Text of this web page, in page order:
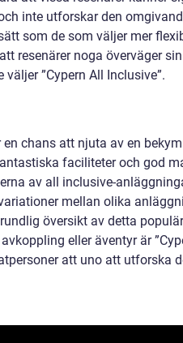
inte utforskar den
som de som väljer mer
resenärer noga överväger
”Cypern All Inclusive”.
en chans att njuta av en
faciliteter och god
av all inclusive-
mellan olika
översikt av detta
eller äventyr är
att uno att utforska